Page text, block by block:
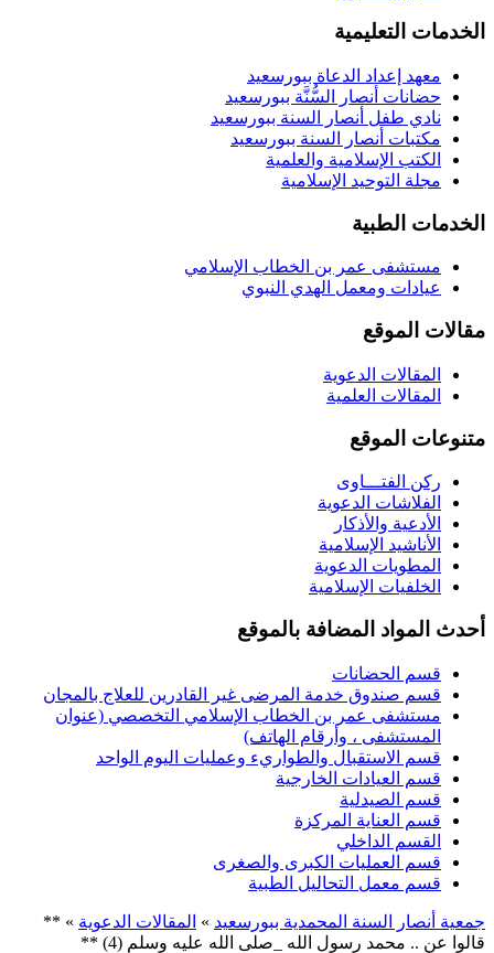
الخدمات التعليمية
معهد إعداد الدعاة ببورسعيد
حضانات أنصار السُّنَّة ببورسعيد
نادي طفل أنصار السنة ببورسعيد
مكتبات أنصار السنة ببورسعيد
الكتب الإسلامية والعلمية
مجلة التوحيد الإسلامية
الخدمات الطبية
مستشفى عمر بن الخطاب الإسلامي
عيادات ومعمل الهدي النبوي
مقالات الموقع
المقالات الدعوية
المقالات العلمية
متنوعات الموقع
ركن الفتـــاوى
الفلاشات الدعوية
الأدعية والأذكار
الأناشيد الإسلامية
المطويات الدعوية
الخلفيات الإسلامية
أحدث المواد المضافة بالموقع
قسم الحضانات
قسم صندوق خدمة المرضى غير القادرين للعلاج بالمجان
مستشفى عمر بن الخطاب الإسلامي التخصصي (عنوان
المستشفى ، وأرقام الهاتف)
قسم الاستقبال والطواريء وعمليات اليوم الواحد
قسم العيادات الخارجية
قسم الصيدلية
قسم العناية المركزة
القسم الداخلي
قسم العمليات الكبرى والصغرى
قسم معمل التحاليل الطبية
جمعية أنصار السنة المحمدية ببورسعيد » المقالات الدعوية » **
قالوا عن .. محمد رسول الله _صلى الله عليه وسلم (4) **